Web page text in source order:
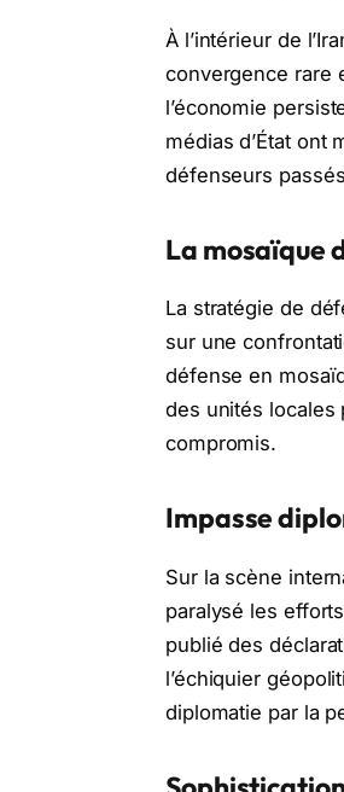
À l’intérieur de
convergence rare
l’économie
médias d’État ont
défenseurs
La mosaïque
La stratégie de
sur une
défense en
des unités locales
compromis.
Impasse
Sur la scène
paralysé les
publié des
l’échiquier
diplomatie par la